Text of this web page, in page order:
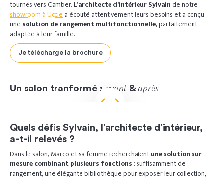
tournés vers Camber. L’architecte d’intérieur Sylvain de notre
showroom à Uccle a écouté attentivement leurs besoins et a conçu
une solution de rangement multifonctionnelle, parfaitement
adaptée à leur famille.
Je télécharge la brochure
Un salon tranformé : avant & après
AVANT
Quels défis Sylvain, l’architecte d’intérieur,
a-t-il relevés ?
Dans le salon, Marco et sa femme recherchaient une solution sur
mesure combinant plusieurs fonctions : suffisamment de
rangement, une élégante bibliothèque pour exposer leur collection,